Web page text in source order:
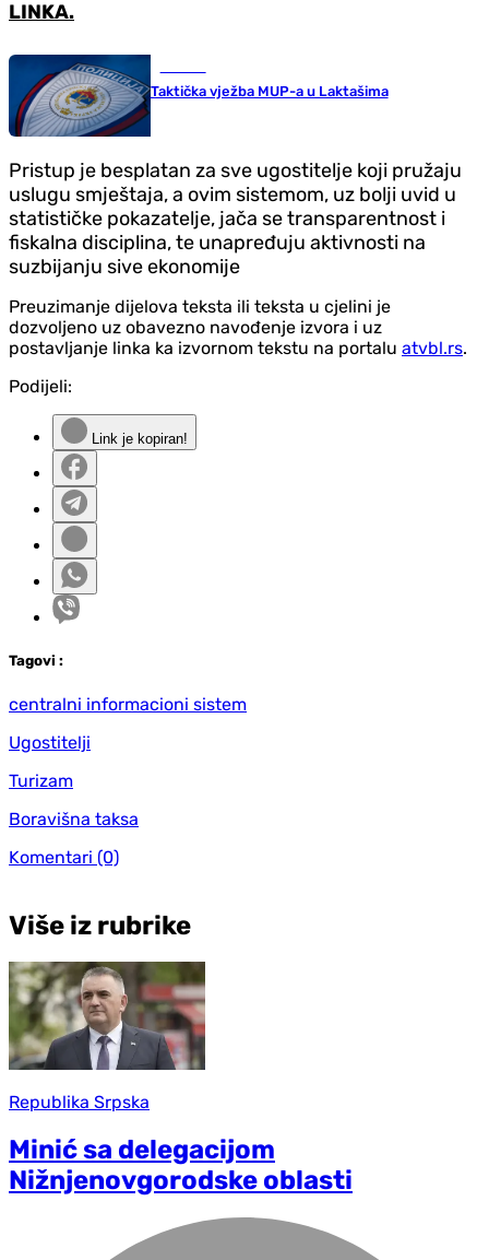
LINKA.
Taktička vježba MUP-a u Laktašima
Pristup je besplatan za sve ugostitelje koji pružaju
uslugu smještaja, a ovim sistemom, uz bolji uvid u
statističke pokazatelje, jača se transparentnost i
fiskalna disciplina, te unapređuju aktivnosti na
suzbijanju sive ekonomije
Preuzimanje dijelova teksta ili teksta u cjelini je
dozvoljeno uz obavezno navođenje izvora i uz
postavljanje linka ka izvornom tekstu na portalu atvbl.rs.
Podijeli:
Link je kopiran!
Tagovi :
centralni informacioni sistem
Ugostitelji
Turizam
Boravišna taksa
Komentari (0)
Više iz rubrike
Republika Srpska
Minić sa delegacijom
Nižnjenovgorodske oblasti